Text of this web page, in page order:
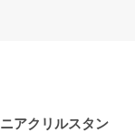
アクリルスタン